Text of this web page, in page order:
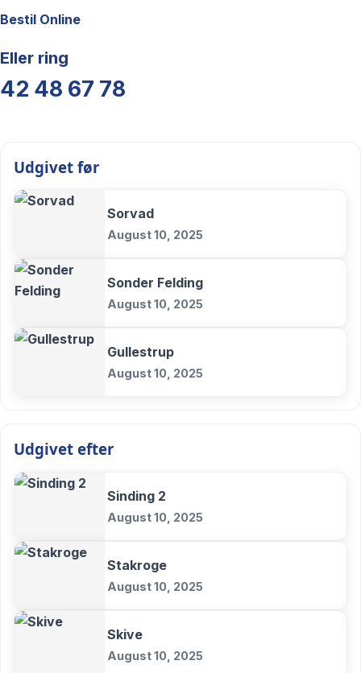
Bestil Online
Eller ring
42 48 67 78
Udgivet før
Sorvad
August 10, 2025
Sonder Felding
August 10, 2025
Gullestrup
August 10, 2025
Udgivet efter
Sinding 2
August 10, 2025
Stakroge
August 10, 2025
Skive
August 10, 2025